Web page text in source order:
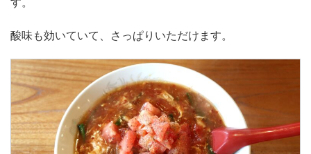
酸味も効いていて、さっぱりいただけます。